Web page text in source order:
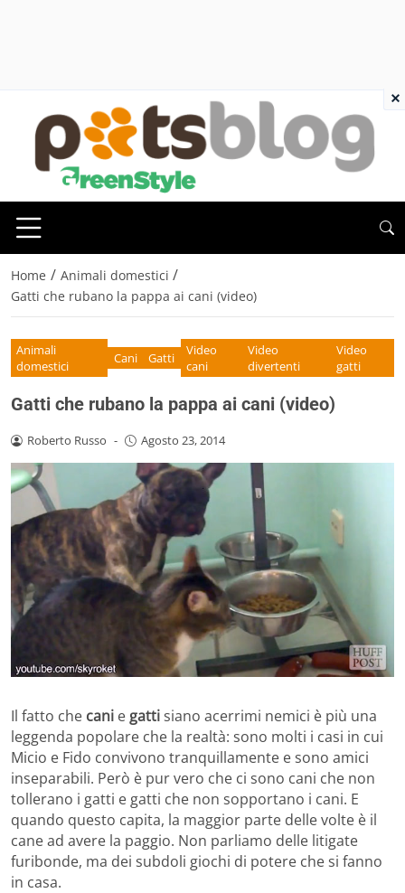
Home / Animali domestici /
Gatti che rubano la pappa ai cani (video)
Animali
domestici
Cani Gatti
Video
cani
Video
divertenti
Video
gatti
Gatti che rubano la pappa ai cani (video)
Roberto Russo - Agosto 23, 2014
Il fatto che cani e gattisiano acerrimi nemici è più una
leggenda popolare che la realtà: sono molti i casi in cui
Micio e Fido convivono tranquillamente e sono amici
inseparabili. Però è pur vero che ci sono cani che non
tollerano i gatti e gatti che non sopportano i cani. E
quando questo capita, la maggior parte delle volte è il
cane ad avere la paggio. Non parliamo delle litigate
furibonde, ma dei subdoli giochi di potere che si fanno
in casa.
×